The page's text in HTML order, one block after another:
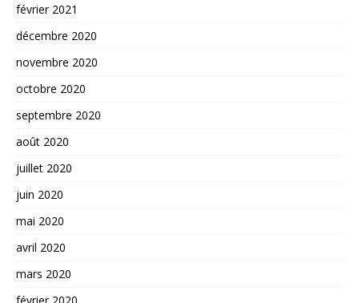
février 2021
décembre 2020
novembre 2020
octobre 2020
septembre 2020
août 2020
juillet 2020
juin 2020
mai 2020
avril 2020
mars 2020